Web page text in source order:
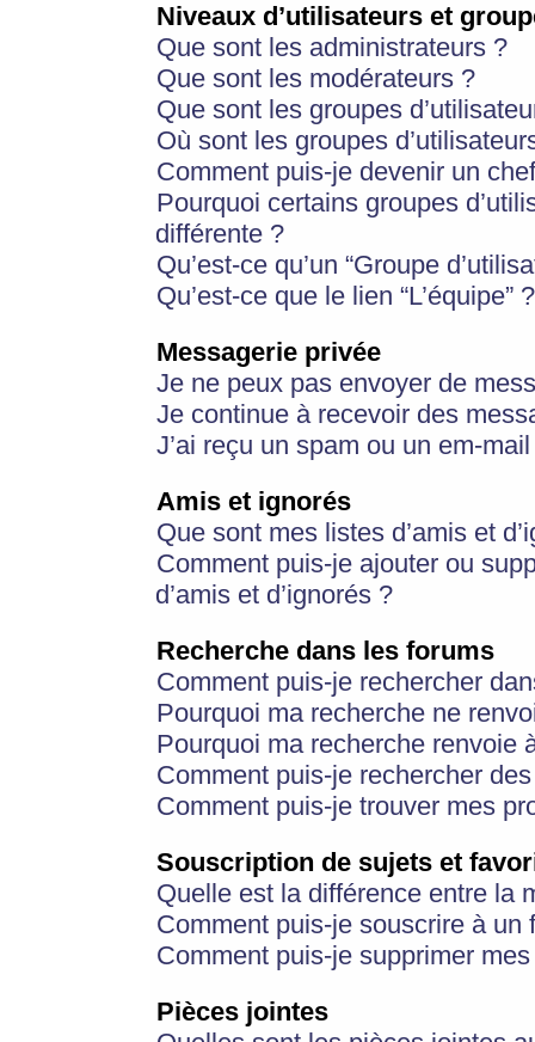
Niveaux d’utilisateurs et
Que sont les administrateurs ?
Que sont les modérateurs ?
Que sont les groupes
Où sont les groupes
Comment puis-je devenir un
Pourquoi certains groupes
différente ?
Qu’est-ce qu’un “Groupe
Qu’est-ce que le lien “L’équipe” ?
Messagerie privée
Je ne peux pas envoyer de
Je continue à recevoir des
J’ai reçu un spam ou un em-
Amis et ignorés
Que sont mes listes d’amis et
Comment puis-je ajouter ou
d’amis et d’ignorés ?
Recherche dans les forums
Comment puis-je rechercher
Pourquoi ma recherche ne
Pourquoi ma recherche renvoie
Comment puis-je rechercher
Comment puis-je trouver mes
Souscription de sujets et
Quelle est la différence entre la
Comment puis-je souscrire à
Comment puis-je supprimer
Pièces jointes